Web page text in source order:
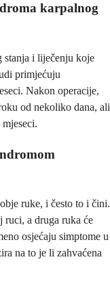
karpalnog
stanja i liječenju koje
primjećuju
Nakon operacije,
od nekoliko dana, ali
ruke, i često to i čini.
ruci, a druga ruka će
osjećaju simptome u
na to je li zahvaćena